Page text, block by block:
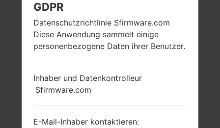
GDPR
Datenschutzrichtlinie Sfirmware.com
Diese Anwendung sammelt einige
personenbezogene Daten ihrer Benutzer.
Inhaber und Datenkontrolleur
Sfirmware.com
E-Mail-Inhaber kontaktieren: